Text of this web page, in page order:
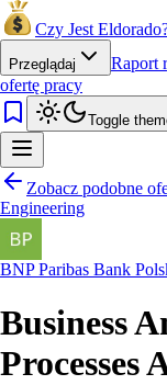
Czy Jest
Przeglądaj Raport
ofertę pracy
Toggle
Zobacz podobne
Engineering
BNP Paribas Bank
Business
Processes